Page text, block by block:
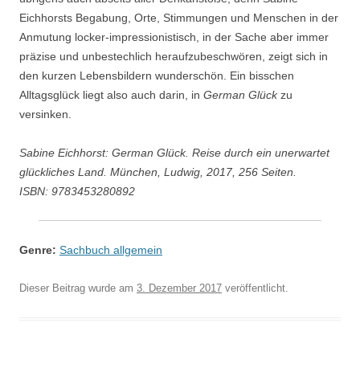
Eichhorsts Begabung, Orte, Stimmungen und Menschen in der
Anmutung locker-impressionistisch, in der Sache aber immer
präzise und unbestechlich heraufzubeschwören, zeigt sich in
den kurzen Lebensbildern wunderschön. Ein bisschen
Alltagsglück liegt also auch darin, in German Glückzu
versinken.
Sabine Eichhorst: German Glück. Reise durch ein unerwartet
glückliches Land. München, Ludwig, 2017, 256 Seiten.
ISBN: 9783453280892
Genre: Sachbuch allgemein
Dieser Beitrag wurde am 3. Dezember 2017 veröffentlicht.